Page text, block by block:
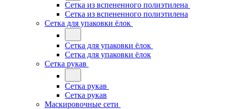
Сетка из вспененного полиэтилена
Сетка из вспененного полиэтилена
Сетка для упаковки ёлок
Сетка для упаковки ёлок
Сетка для упаковки ёлок
Сетка рукав
Сетка рукав
Сетка рукав
Маскировочные сети